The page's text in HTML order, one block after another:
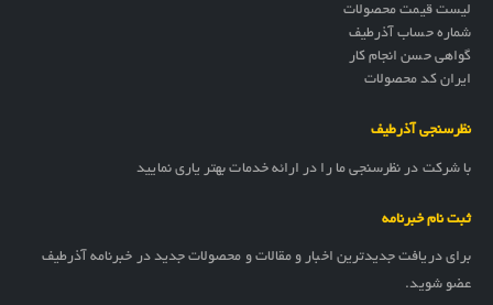
لیست قیمت محصولات
شماره حساب آذرطیف
گواهی حسن انجام کار
ایران کد محصولات
نظرسنجی آذرطیف
با شرکت در نظرسنجی ما را در ارائه خدمات بهتر یاری نمایید
ثبت نام خبرنامه
برای دریافت جدیدترین اخبار و مقالات و محصولات جدید در خبرنامه آذرطیف
عضو شوید.